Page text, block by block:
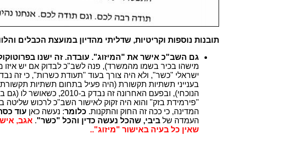
תובנות נוספות וקריטיות, שדליתי מהדיון במועצת הכבלים
גם השב"כ אישר את "המיזוג". עובדה. זה ישנו בפרוטוקול
מישהו בכיר בשמו מהמשרד), פנה לשב"כ לבדוק אם יש איזו
ישראלי "כשר", ולא היה צורך בעוד "תעודת כשרות", כי זה
בענייני תשתיות תקשורת (היה פעיל בתחום תשתיות
הנוכחי), ובפעם האחרונה
"פירמידת בזק" והוא היה זקוק לאישור השב"כ לרכוש
המדינה, כי ככה זה החוק והתקנות. כלומר: נעשה כאן עוד
העמדה שלביבי, שהכל נעשה כדין והכל "כשר". אגב,
שאין כל בעיה באישור "מיזוג"..